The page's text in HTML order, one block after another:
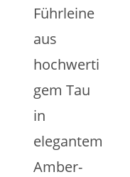
Führleine
aus
hochwerti
gem Tau
in
elegantem
Amber-